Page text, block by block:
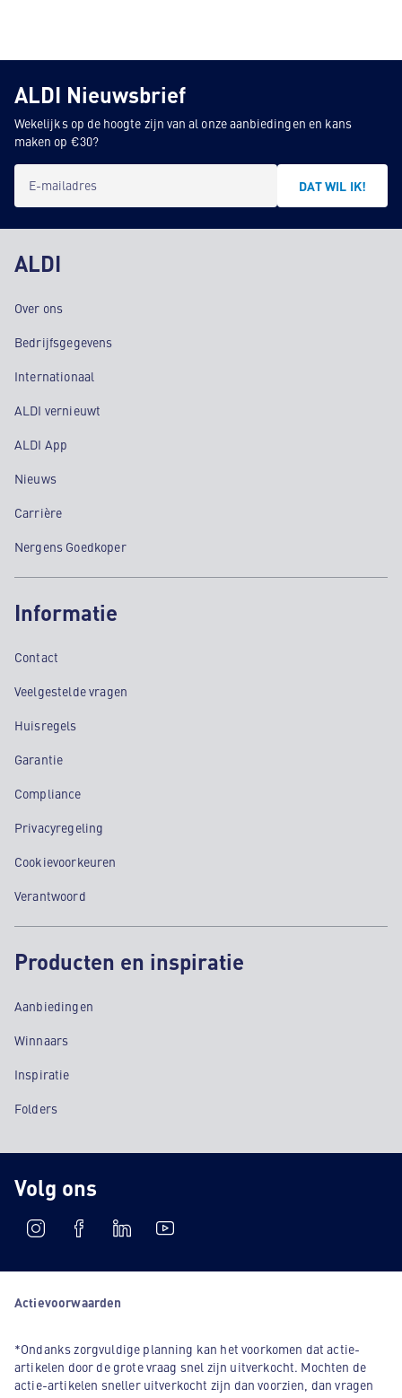
ALDI Nieuwsbrief
Wekelijks op de hoogte zijn van al onze aanbiedingen en kans
maken op €30?
E-mailadres DAT WIL IK!
ALDI
Over ons
Bedrijfsgegevens
Internationaal
ALDI vernieuwt
ALDI App
Nieuws
Carrière
Nergens Goedkoper
Informatie
Contact
Veelgestelde vragen
Huisregels
Garantie
Compliance
Privacyregeling
Cookievoorkeuren
Verantwoord
Producten en inspiratie
Aanbiedingen
Winnaars
Inspiratie
Folders
Volg ons
Actievoorwaarden
*Ondanks zorgvuldige planning kan het voorkomen dat actie-
artikelen door de grote vraag snel zijn uitverkocht. Mochten de
actie-artikelen sneller uitverkocht zijn dan voorzien, dan vragen